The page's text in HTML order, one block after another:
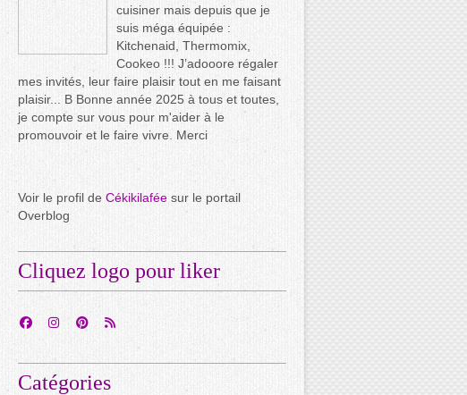
cuisiner mais depuis que je
suis méga équipée :
Kitchenaid, Thermomix,
Cookeo !!! J’adooore régaler
mes invités, leur faire plaisir tout en me faisant
plaisir... B Bonne année 2025 à tous et toutes,
je compte sur vous pour m'aider à le
promouvoir et le faire vivre. Merci
Voir le profil de Cékikilafée sur le portail
Overblog
Cliquez logo pour liker
Catégories